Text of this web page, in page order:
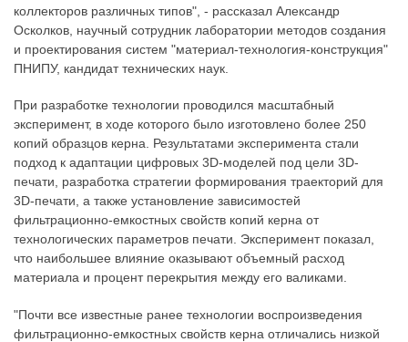
коллекторов различных типов", - рассказал Александр
Осколков, научный сотрудник лаборатории методов создания
и проектирования систем "материал-технология-конструкция"
ПНИПУ, кандидат технических наук.
При разработке технологии проводился масштабный
эксперимент, в ходе которого было изготовлено более 250
копий образцов керна. Результатами эксперимента стали
подход к адаптации цифровых 3D-моделей под цели 3D-
печати, разработка стратегии формирования траекторий для
3D-печати, а также установление зависимостей
фильтрационно-емкостных свойств копий керна от
технологических параметров печати. Эксперимент показал,
что наибольшее влияние оказывают объемный расход
материала и процент перекрытия между его валиками.
"Почти все известные ранее технологии воспроизведения
фильтрационно-емкостных свойств керна отличались низкой